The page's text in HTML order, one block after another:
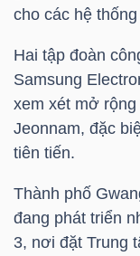
cho các hệ
Hai tập đoàn
Samsung
xem xét mở
Jeonnam, đặc
tiên tiến.
Thành phố
đang phát triển
3, nơi đặt Trung
NGHIỆP
CỔ